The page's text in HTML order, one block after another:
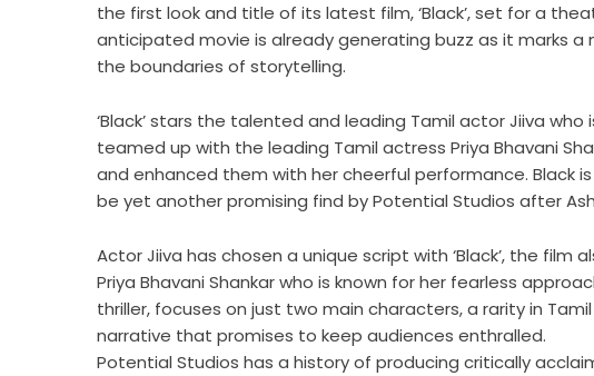
the first look and title of its latest film, ‘Black’, set for a
anticipated movie is already generating buzz as it marks a
the boundaries of storytelling.
‘Black’ stars the talented and leading Tamil actor Jiiva
teamed up with the leading Tamil actress Priya Bhavani
and enhanced them with her cheerful performance. Black
be yet another promising find by Potential Studios after
Actor Jiiva has chosen a unique script with ‘Black’, the
Priya Bhavani Shankar who is known for her fearless
thriller, focuses on just two main characters, a rarity in
narrative that promises to keep audiences enthralled.
Potential Studios has a history of producing critically